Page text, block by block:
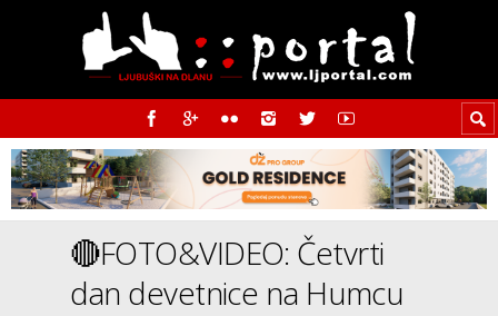
🔴FOTO&VIDEO: Četvrti
dan devetnice na Humcu